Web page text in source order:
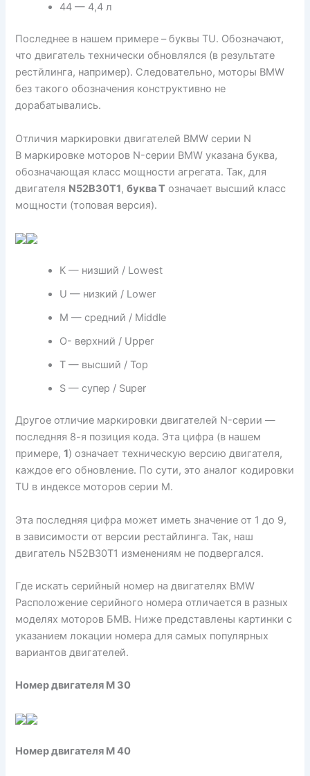
44 — 4,4 л
Последнее в нашем примере – буквы TU. Обозначают,
что двигатель технически обновлялся (в результате
рестйлинга, например). Следовательно, моторы BMW
без такого обозначения конструктивно не
дорабатывались.
Отличия маркировки двигателей BMW серии N
В маркировке моторов N-серии BMW указана буква,
обозначающая класс мощности агрегата. Так, для
двигателя N52B30T1,буква Т означает высший класс
мощности (топовая версия).
К — низший / Lowest
U — низкий / Lower
M — средний / Middle
О- верхний / Upper
T — высший / Top
S — супер / Super
Другое отличие маркировки двигателей N-серии —
последняя 8-я позиция кода. Эта цифра (в нашем
примере,1) означает техническую версию двигателя,
каждое его обновление. По сути, это аналог кодировки
TU в индексе моторов серии М.
Эта последняя цифра может иметь значение от 1 до 9,
в зависимости от версии рестайлинга. Так, наш
двигатель N52B30T1 изменениям не подвергался.
Где искать серийный номер на двигателях BMW
Расположение серийного номера отличается в разных
моделях моторов БМВ. Ниже представлены картинки с
указанием локации номера для самых популярных
вариантов двигателей.
Номер двигателя M 30
Номер двигателя M 40